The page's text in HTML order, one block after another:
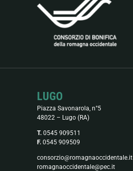
LUGO
Piazza Savonarola, n°5
48022 – Lugo (RA)
T.0545 909511
F.0545 909509
consorzio@romagnaoccidentale.it
romagnaoccidentale@pec.it